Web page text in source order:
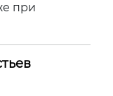
при